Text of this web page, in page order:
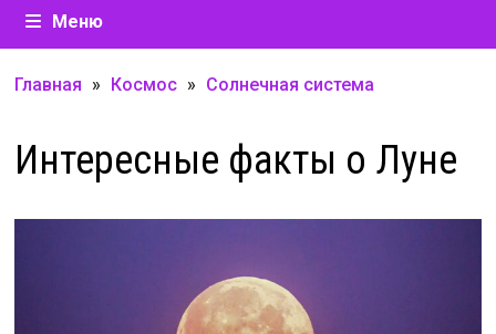
Меню
Главная » Космос » Солнечная система
Интересные факты о Луне